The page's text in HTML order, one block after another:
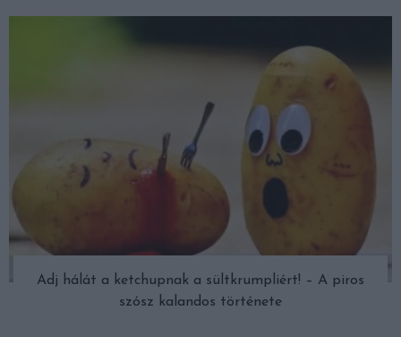
Adj hálát a ketchupnak a sültkrumpliért! – A piros
szósz kalandos története